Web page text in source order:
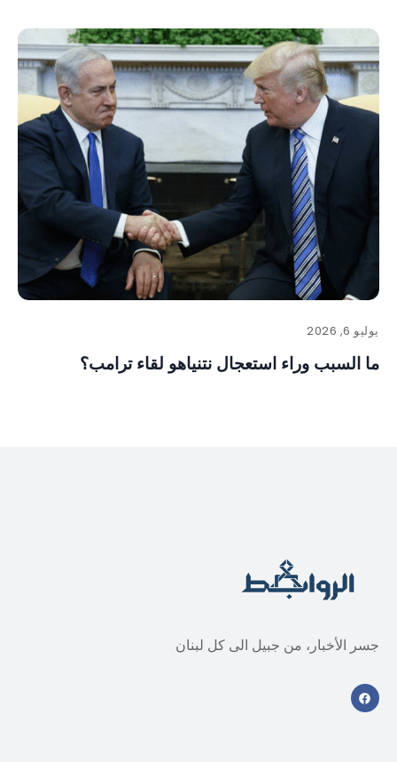
يوليو 6, 2026
ما السبب وراء استعجال نتنياهو لقاء ترامب؟
جسر الأخبار، من جبيل الى كل لبنان